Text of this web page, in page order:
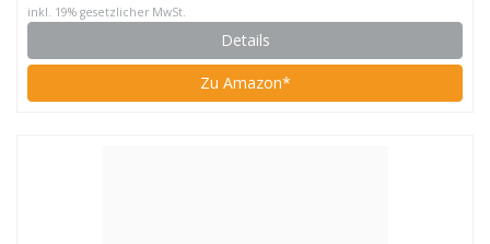
inkl. 19% gesetzlicher MwSt.
Details
Zu Amazon*